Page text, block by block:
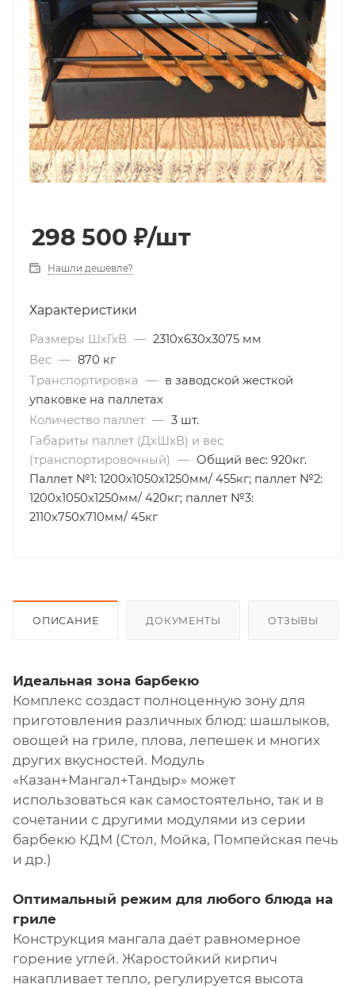
298 500 ₽/шт
Нашли дешевле?
Характеристики
Размеры ШхГхВ — 2310х630х3075 мм
Вес — 870 кг
Транспортировка — в заводской жесткой
упаковке на паллетах
Количество паллет — 3 шт.
Габариты паллет (ДхШхВ) и вес
(транспортировочный) — Общий вес: 920кг.
Паллет №1: 1200х1050х1250мм/ 455кг; паллет №2:
1200х1050х1250мм/ 420кг; паллет №3:
2110х750х710мм/ 45кг
ОПИСАНИЕ ДОКУМЕНТЫ ОТЗЫВЫ
Идеальная зона барбекю
Комплекс создаст полноценную зону для
приготовления различных блюд: шашлыков,
овощей на гриле, плова, лепешек и многих
других вкусностей. Модуль
«Казан+Мангал+Тандыр» может
использоваться как самостоятельно, так и в
сочетании с другими модулями из серии
барбекю КДМ (Стол, Мойка, Помпейская печь
и др.)
Оптимальный режим для любого блюда на
гриле
Конструкция мангала даёт равномерное
горение углей. Жаростойкий кирпич
накапливает тепло, регулируется высота